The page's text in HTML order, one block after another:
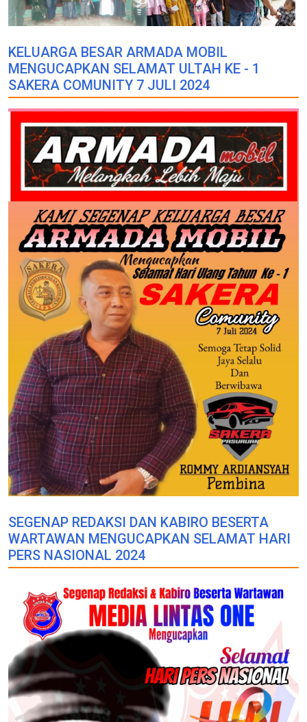
KELUARGA BESAR ARMADA MOBIL
MENGUCAPKAN SELAMAT ULTAH KE - 1
SAKERA COMUNITY 7 JULI 2024
SEGENAP REDAKSI DAN KABIRO BESERTA
WARTAWAN MENGUCAPKAN SELAMAT HARI
PERS NASIONAL 2024